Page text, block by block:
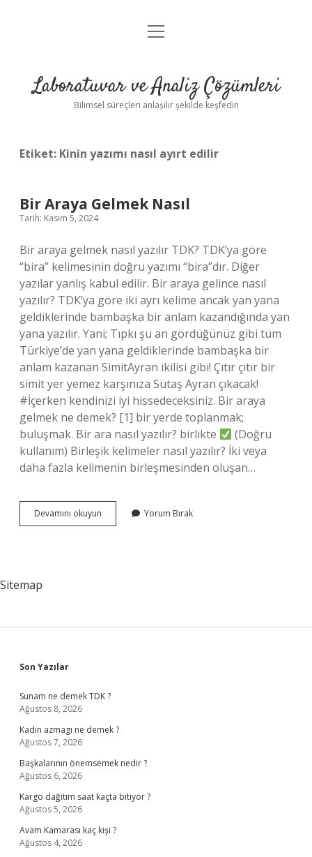
Anasayfa
Yasal Uyarı
menüyü
Laboratuvar ve Analiz Çözümleri
Bilimsel süreçleri anlaşılır şekilde keşfedin
Etiket: Kinin yazımı nasıl ayırt edilir
Bir Araya Gelmek Nasıl
Tarih: Kasım 5, 2024
Bir araya gelmek nasıl yazılır TDK? TDK’ya göre
“bira” kelimesinin doğru yazımı “bira”dır. Diğer
yazılar yanlış kabul edilir. Bir araya gelince nasıl
yazılır? TDK’ya göre iki ayrı kelime ancak yan yana
geldiklerinde bambaşka bir anlam kazandığında yan
yana yazılır. Yani; Tıpkı şu an gördüğünüz gibi tüm
Türkiye’de yan yana geldiklerinde bambaşka bir
anlam kazanan SimitAyran ikilisi gibi! Çıtır çıtır bir
simit yer yemez karşınıza Sütaş Ayran çıkacak!
#İçerken kendinizi iyi hissedeceksiniz. Bir araya
gelmek ne demek? [1] bir yerde toplanmak;
buluşmak. Bir ara nasıl yazılır? birlikte
(Doğru
kullanım) Birleşik kelimeler nasıl yazılır? İki veya
daha fazla kelimenin birleşmesinden oluşan…
Devamını okuyun
Araya
Yorum Bırak
Sitemap
Sidebar
Son Yazılar
Sunam ne demek TDK ?
Ağustos 8, 2026
Kadın azmagı ne demek ?
Ağustos 7, 2026
Başkalarının önemsemek nedir ?
Ağustos 6, 2026
Kargo dağıtım saat kaçta bitiyor ?
Ağustos 5, 2026
Avam Kamarası kaç kişi ?
Ağustos 4, 2026